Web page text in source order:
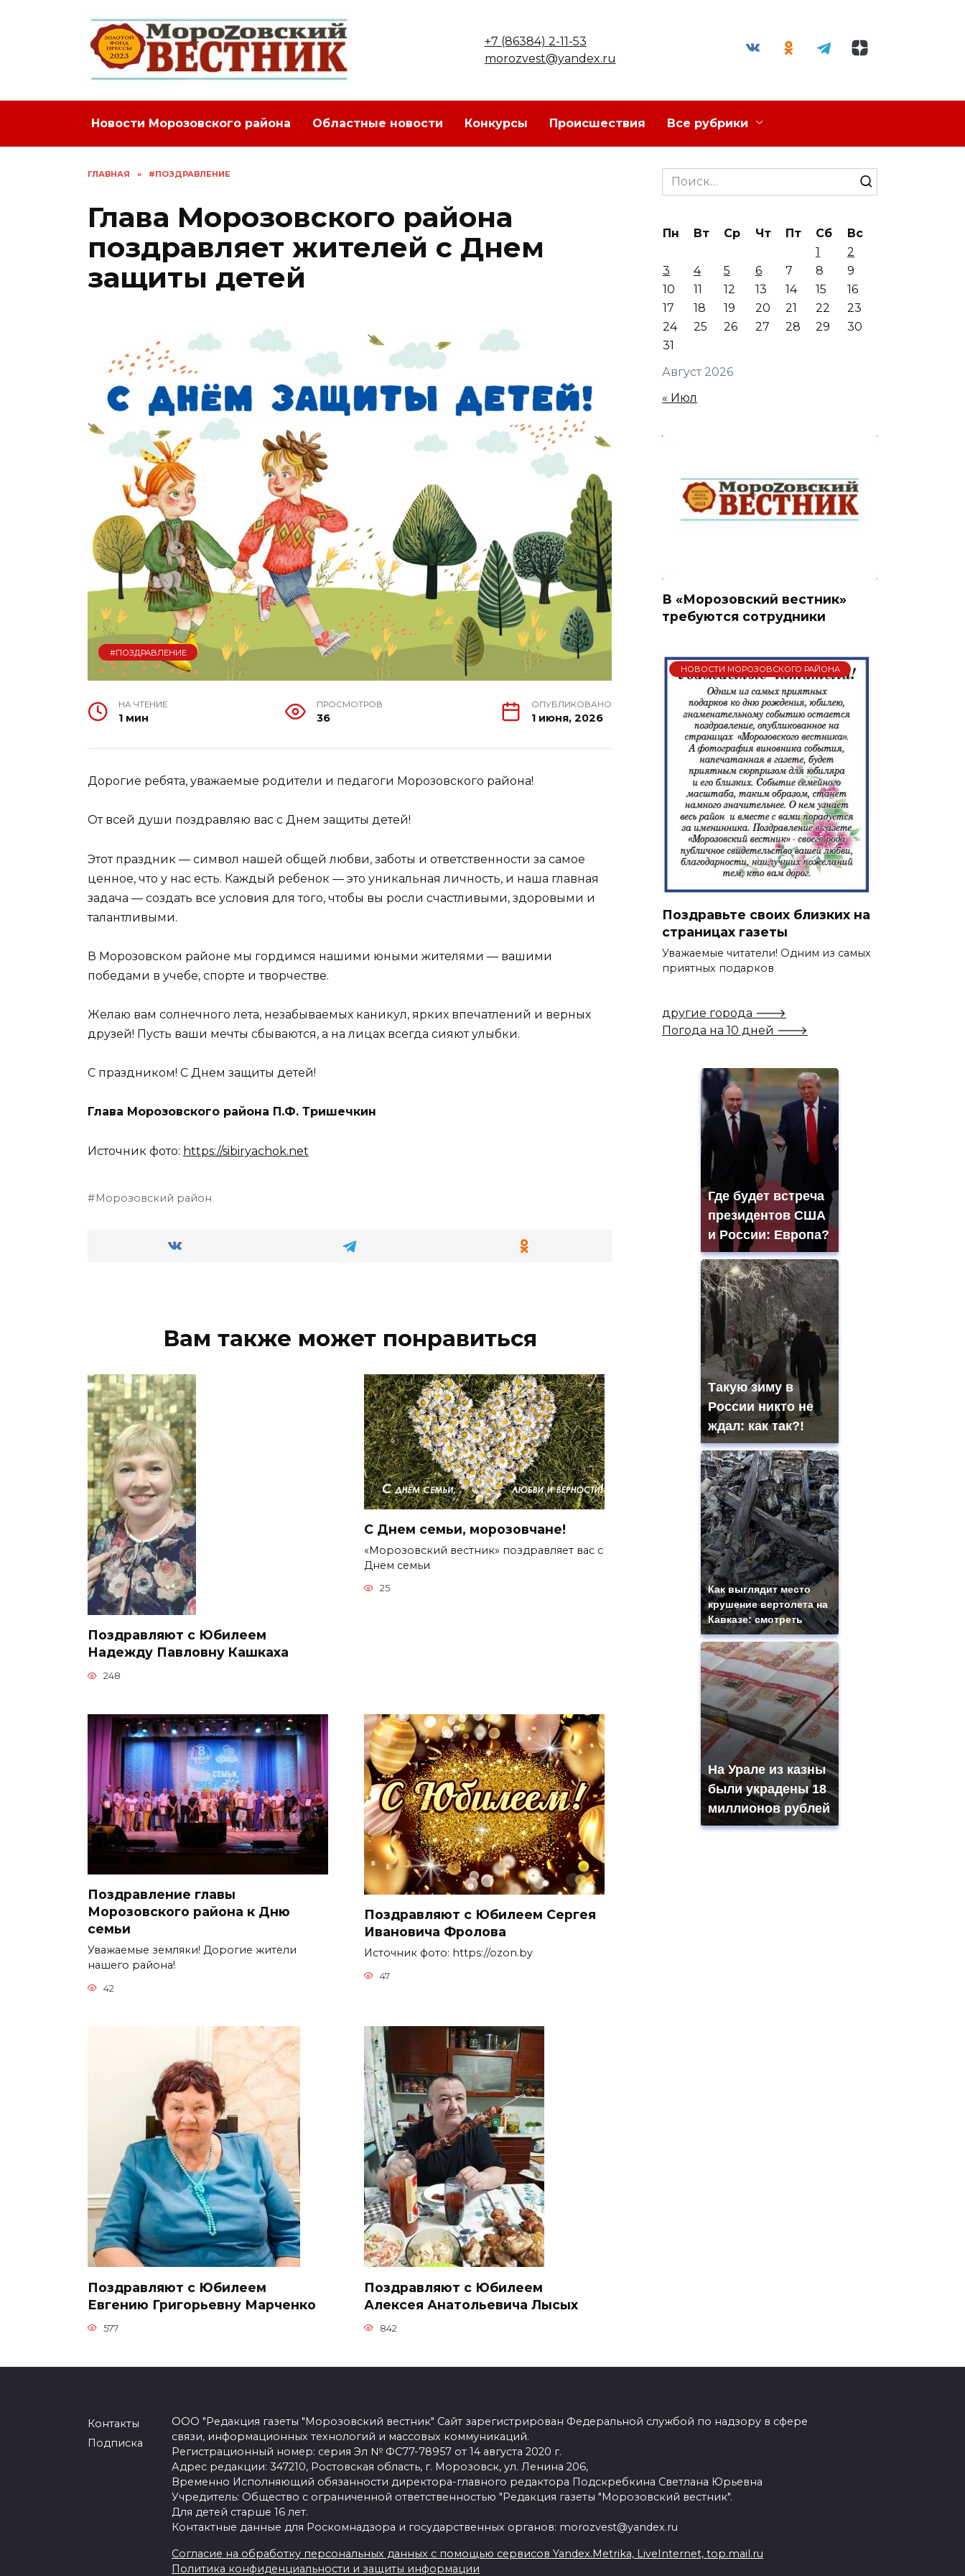
+7 (86384) 2-11-53
morozvest@yandex.ru
Новости Морозовского района Областные новости Конкурсы Происшествия Все рубрики
ГЛАВНАЯ » #ПОЗДРАВЛЕНИЕ
Глава Морозовского района
поздравляет жителей с Днем
защиты детей
#ПОЗДРАВЛЕНИЕ
НА ЧТЕНИЕ
1 мин
ПРОСМОТРОВ
36
ОПУБЛИКОВАНО
1 июня, 2026
Дорогие ребята, уважаемые родители и педагоги Морозовского района!
От всей души поздравляю вас с Днем защиты детей!
Этот праздник — символ нашей общей любви, заботы и ответственности за самое
ценное, что у нас есть. Каждый ребенок — это уникальная личность, и наша главная
задача — создать все условия для того, чтобы вы росли счастливыми, здоровыми и
талантливыми.
В Морозовском районе мы гордимся нашими юными жителями — вашими
победами в учебе, спорте и творчестве.
Желаю вам солнечного лета, незабываемых каникул, ярких впечатлений и верных
друзей! Пусть ваши мечты сбываются, а на лицах всегда сияют улыбки.
С праздником! С Днем защиты детей!
Глава Морозовского района П.Ф. Тришечкин
Источник фото: https://sibiryachok.net
Морозовский район
Вам также может понравиться
Поздравляют с Юбилеем
Надежду Павловну Кашкаха
248
С Днем семьи, морозовчане!
«Морозовский вестник» поздравляет вас с
Днем семьи
25
Поздравление главы
Морозовского района к Дню
семьи
Уважаемые земляки! Дорогие жители
нашего района!
42
Поздравляют с Юбилеем Сергея
Ивановича Фролова
Источник фото: https://ozon.by
47
Поздравляют с Юбилеем
Евгению Григорьевну Марченко
577
Поздравляют с Юбилеем
Алексея Анатольевича Лысых
842
Search
for:
Август 2026
Пн Вт Ср Чт Пт Сб
Вс
1
2
3
4 5 6 7 8
9
10
11 12 13 14 15
16
17
18 19 20 21 22
23
24
25 26 27 28 29
30
31
« Июл
В «Морозовский вестник»
требуются сотрудники
НОВОСТИ МОРОЗОВСКОГО РАЙОНА
Поздравьте своих близких на
страницах газеты
Уважаемые читатели! Одним из самых
приятных подарков
другие города 🡒
Погода на 10 дней 🡒
Где будет встреча
президентов США
и России: Европа?
Такую зиму в
России никто не
ждал: как так?!
Как выглядит место
крушение вертолета на
Кавказе: смотреть
На Урале из казны
были украдены 18
миллионов рублей
Контакты
Подписка
ООО "Редакция газеты "Морозовский вестник" Сайт зарегистрирован Федеральной службой по надзору в сфере
связи, информационных технологий и массовых коммуникаций.
Регистрационный номер: серия Эл № ФС77-78957 от 14 августа 2020 г.
Адрес редакции: 347210, Ростовская область, г. Морозовск, ул. Ленина 206,
Временно Исполняющий обязанности директора-главного редактора Подскребкина Светлана Юрьевна
Учредитель: Общество с ограниченной ответственностью "Редакция газеты "Морозовский вестник".
Для детей старше 16 лет.
Контактные данные для Роскомнадзора и государственных органов: morozvest@yandex.ru
Согласие на обработку персональных данных с помощью сервисов Yandex.Metrika, LiveInternet, top.mail.ru
Политика конфиденциальности и защиты информации